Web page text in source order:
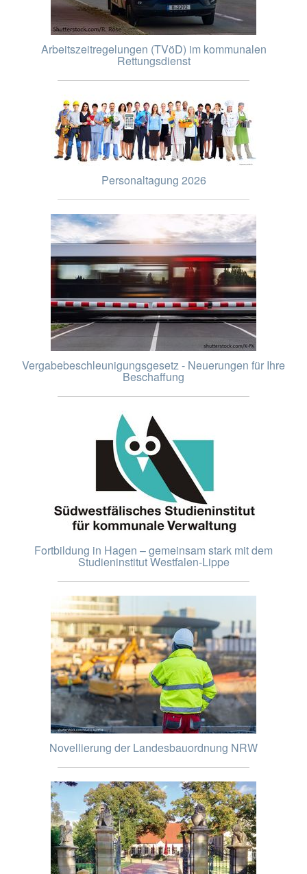
Arbeitszeitregelungen (TVöD) im kommunalen
Rettungsdienst
Personaltagung 2026
Vergabebeschleunigungsgesetz - Neuerungen für Ihre
Beschaffung
Fortbildung in Hagen – gemeinsam stark mit dem
Studieninstitut Westfalen-Lippe
Novellierung der Landesbauordnung NRW